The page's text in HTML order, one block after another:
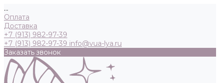
...
Оплата
Доставка
+7 (913) 982-97-39
+7 (913) 982-97-39 info@vua-lya.ru
Заказать звонок